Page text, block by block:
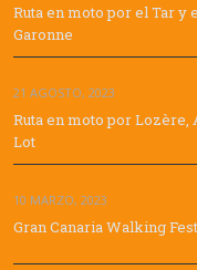
Ruta en moto por el Tar y
Garonne
21 AGOSTO, 2023
Ruta en moto por Lozère,
Lot
10 MARZO, 2023
Gran Canaria Walking